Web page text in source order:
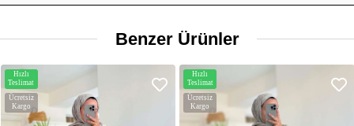
Benzer Ürünler
Ücretsiz